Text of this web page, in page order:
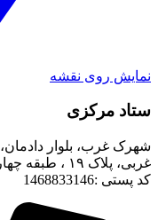
نمایش روی نقشه
ستاد مرکزی
شهرک غرب، بلوار
غربی، پلاک ۱۹ ، طبقه چهارم
کد پستی :1468833146